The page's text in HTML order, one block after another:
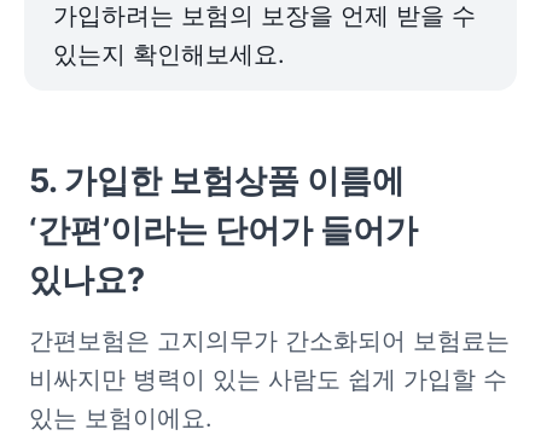
가입하려는 보험의 보장을 언제 받을 수
있는지 확인해보세요.
5. 가입한 보험상품 이름에
‘간편’이라는 단어가 들어가
있나요?
간편보험은 고지의무가 간소화되어 보험료는
비싸지만 병력이 있는 사람도 쉽게 가입할 수
있는 보험이에요.